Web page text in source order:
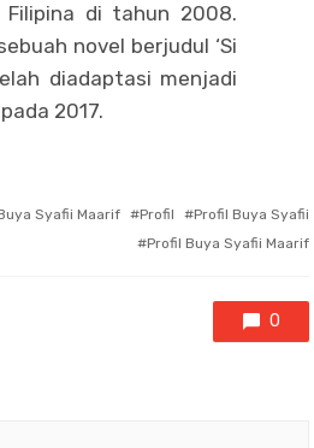
Filipina di tahun 2008.
novel berjudul ‘Si
diadaptasi menjadi
2017.
Syafii Maarif Profil
Profil Buya Syafii
Profil Buya Syafii Maarif
0